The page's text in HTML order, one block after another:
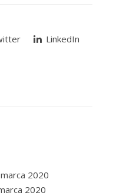
LinkedIn
2020
2020